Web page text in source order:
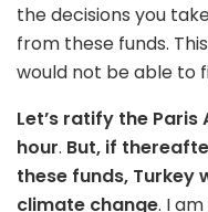
the decisions you
from these funds.
would not be able to
Let’s ratify the
hour. But, if
these funds, Turkey
climate change. I